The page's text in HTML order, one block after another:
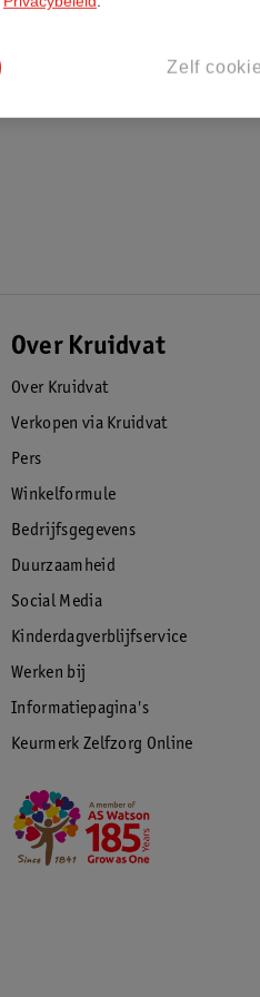
Over Kruidvat
Over Kruidvat
Verkopen via Kruidvat
Pers
Winkelformule
Bedrijfsgegevens
Duurzaamheid
Social Media
Kinderdagverblijfservice
Werken bij
Informatiepagina's
Keurmerk Zelfzorg Online
Zelf